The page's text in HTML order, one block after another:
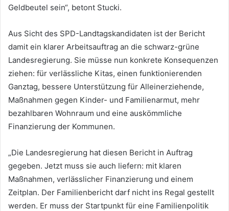
Geldbeutel sein“, betont Stucki.
Aus Sicht des SPD-Landtagskandidaten ist der Bericht
damit ein klarer Arbeitsauftrag an die schwarz-grüne
Landesregierung. Sie müsse nun konkrete Konsequenzen
ziehen: für verlässliche Kitas, einen funktionierenden
Ganztag, bessere Unterstützung für Alleinerziehende,
Maßnahmen gegen Kinder- und Familienarmut, mehr
bezahlbaren Wohnraum und eine auskömmliche
Finanzierung der Kommunen.
„Die Landesregierung hat diesen Bericht in Auftrag
gegeben. Jetzt muss sie auch liefern: mit klaren
Maßnahmen, verlässlicher Finanzierung und einem
Zeitplan. Der Familienbericht darf nicht ins Regal gestellt
werden. Er muss der Startpunkt für eine Familienpolitik